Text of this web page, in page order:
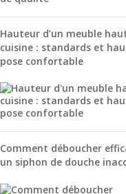
Hauteur d’un meuble
cuisine : standards et
pose confortable
Comment déboucher
un siphon de douche